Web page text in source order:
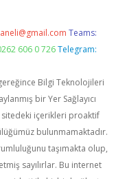
Teams:
606 0 726 Telegram:
Bilgi Teknolojileri
bir Yer Sağlayıcı
içerikleri proaktif
bulunmamaktadır.
taşımakta olup,
sayılırlar. Bu internet